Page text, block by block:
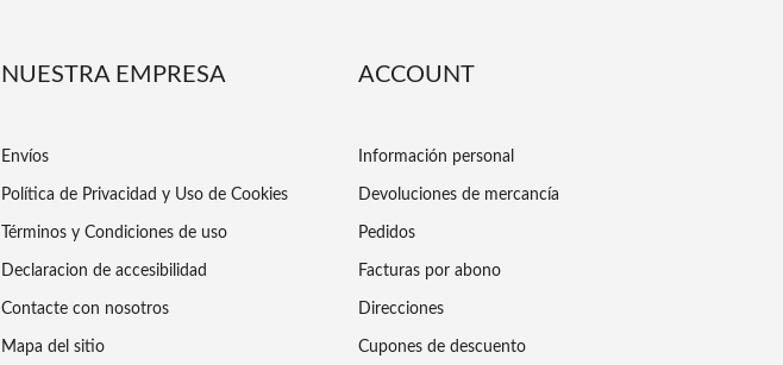
NUESTRA EMPRESA
Envíos
Política de Privacidad y Uso de Cookies
Términos y Condiciones de uso
Declaracion de accesibilidad
Contacte con nosotros
Mapa del sitio
ACCOUNT
Información personal
Devoluciones de mercancía
Pedidos
Facturas por abono
Direcciones
Cupones de descuento